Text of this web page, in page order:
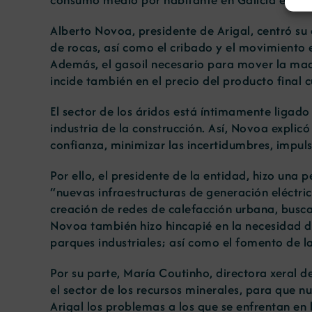
Alberto Novoa, presidente de Arigal, centró
de rocas, así como el cribado y el movimiento
Además, el gasoil necesario para mover la
incide también en el precio del producto final
El sector de los áridos está íntimamente
industria de la construcción. Así, Novoa
confianza, minimizar las incertidumbres,
Por ello, el presidente de la entidad, hizo una
“nuevas infraestructuras de generación
creación de redes de calefacción urbana,
Novoa también hizo hincapié en la
parques industriales; así como el fomento de
Por su parte, María Coutinho, directora xeral
el sector de los recursos minerales, para que
Arigal los problemas a los que se enfrentan